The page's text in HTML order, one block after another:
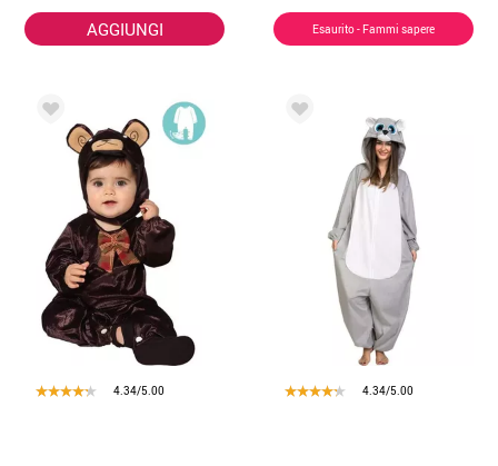
AGGIUNGI Esaurito - Fammi sapere
4.34/5.00 4.34/5.00